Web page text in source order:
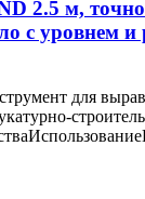
2.5 м,
с уровнем
для